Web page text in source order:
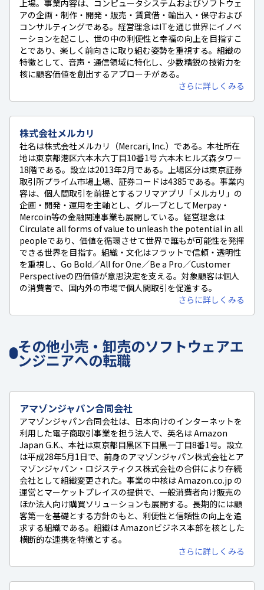
上場。事業内容は、コンピュータシステムおよびソフトウェ
アの企画・制作・開発・販売・賃貸借・輸出入・保守および
コンサルティングである。経営理念はITを通じ世界にイノベ
ーションを起こし、世の中の利便性と幸福の向上を目指すこ
とであり、楽しく前向きに取り組む姿勢を重視する。組織の
特徴として、音声・通信領域に特化し、少数精鋭の技術力を
核に顧客価値を創出するアプローチがある。
さらに詳しくみる
株式会社メルカリ
社名は株式会社メルカリ（Mercari, Inc.）である。本社所在
地は東京都港区六本木六丁目10番1号 六本木ヒルズ森タワー
18階である。設立は2013年2月である。上場区分は東京証券
取引所プライム市場上場、証券コードは4385である。事業内
容は、個人間取引を前提とするフリマアプリ「メルカリ」の
企画・開発・運用を主軸とし、グループとしてMerpay・
Mercoin等の金融関連事業も展開している。経営理念は
Circulate all forms of value to unleash the potential in all
peopleであり、価値を循環させて世界で誰もが可能性を発揮
できる世界を目指す。組織・文化はフラットで信頼・透明性
を重視し、Go Bold／All for One／Be a Pro／Customer
Perspectiveの四価値が意思決定を支える。対象顧客は個人
の消費者で、国内外の市場で個人間取引を促進する。
さらに詳しくみる
その他小売・卸売のソフトウェアエ
ンジニアへの転職
アマゾンジャパン合同会社
アマゾンジャパン合同会社は、日本向けのインターネットを
利用した電子商取引事業を担う法人で、英名は Amazon
Japan G.K.、本社は東京都目黒区下目黒一丁目8番1号。設立
は平成28年5月1日で、前身のアマゾンジャパン株式会社とア
マゾンジャパン・ロジスティクス株式会社の合併により存続
会社として組織変更された。事業の中核は Amazon.co.jp の
運営とマーケットプレイスの提供で、一般消費者向け販売の
ほか法人向け購買ソリューションも展開する。長期的には顧
客第一を基礎とする方針のもと、利便性と信頼性の向上を追
求する組織である。組織は Amazonビジネス本部を核とした
横断的な連携を特徴とする。
さらに詳しくみる